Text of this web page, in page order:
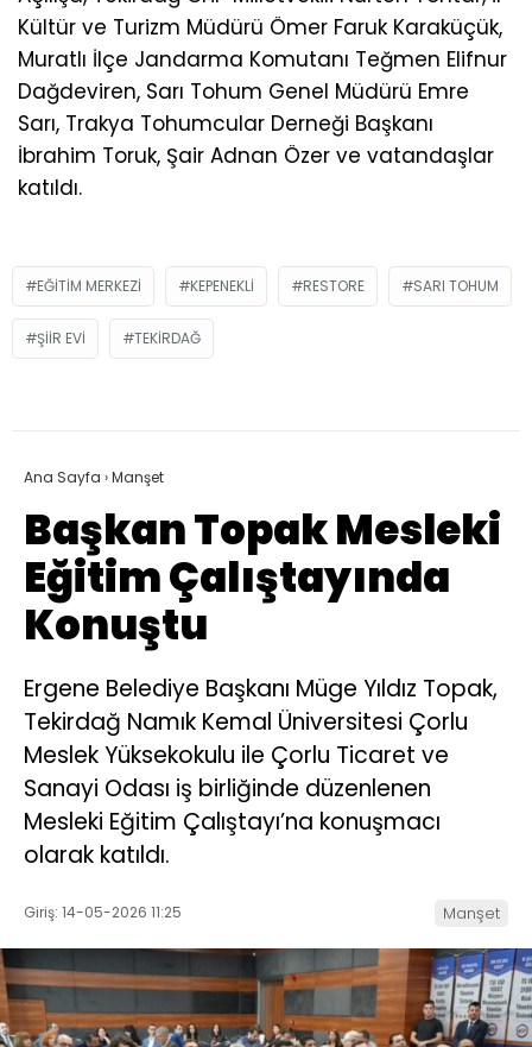
Kültür ve Turizm Müdürü Ömer Faruk Karaküçük,
Muratlı İlçe Jandarma Komutanı Teğmen Elifnur
Dağdeviren, Sarı Tohum Genel Müdürü Emre
Sarı, Trakya Tohumcular Derneği Başkanı
İbrahim Toruk, Şair Adnan Özer ve vatandaşlar
katıldı.
EĞITIM MERKEZI KEPENEKLI RESTORE SARI TOHUM
ŞIIR EVI TEKIRDAĞ
Ana Sayfa ›Manşet
Başkan Topak Mesleki
Eğitim Çalıştayında
Konuştu
Ergene Belediye Başkanı Müge Yıldız Topak,
Tekirdağ Namık Kemal Üniversitesi Çorlu
Meslek Yüksekokulu ile Çorlu Ticaret ve
Sanayi Odası iş birliğinde düzenlenen
Mesleki Eğitim Çalıştayı’na konuşmacı
olarak katıldı.
Giriş: 14-05-2026 11:25 Manşet